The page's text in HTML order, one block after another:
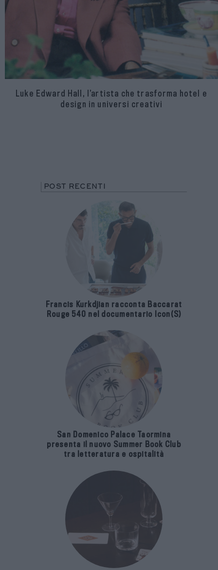
Luke Edward Hall, l’artista che trasforma hotel e
design in universi creativi
POST RECENTI
Francis Kurkdjian racconta Baccarat
Rouge 540 nel documentario Icon(S)
San Domenico Palace Taormina
presenta il nuovo Summer Book Club
tra letteratura e ospitalità